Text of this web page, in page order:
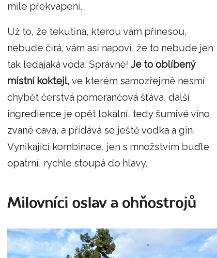
mile překvapeni.
Už to, že tekutina, kterou vám přinesou,
nebude čirá, vám asi napoví, že to nebude jen
tak ledajaká voda. Správně! Je to oblíbený
místní koktejl, ve kterém samozřejmě nesmí
chybět čerstvá pomerančová šťáva, další
ingredience je opět lokální, tedy šumivé víno
zvané cava, a přidává se ještě vodka a gin.
Vynikající kombinace, jen s množstvím buďte
opatrní, rychle stoupá do hlavy.
Milovníci oslav a ohňostrojů